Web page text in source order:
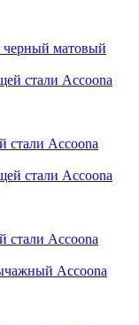
черный матовый
стали Accoona
стали Accoona